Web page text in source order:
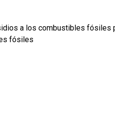
a los combustibles fósiles
fósiles